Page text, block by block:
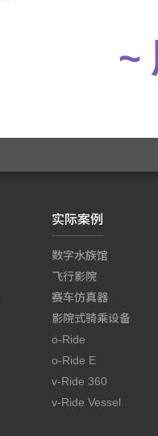
~
实际案例
数字水族馆
飞行影院
赛车仿真器
影院式骑乘设备
o-Ride
o-Ride E
v-Ride 360
v-Ride Vessel